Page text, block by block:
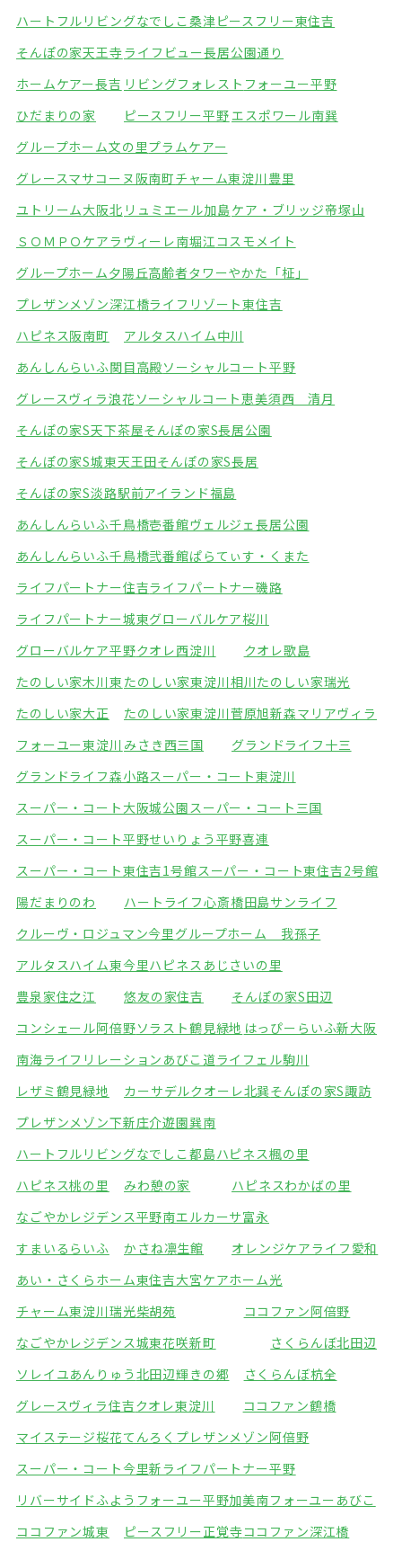
ハートフルリビングなでしこ桑津ピースフリー東住吉
そんぽの家天王寺ライフビュー長居公園通り
ホームケアー長吉 リビングフォレスト フォーユー平野
ひだまりの家
ピースフリー平野エスポワール南巽
グループホーム文の里プラムケアー
グレースマサコーヌ阪南町チャーム東淀川豊里
ユトリーム大阪北 リュミエール加島ケア・ブリッジ帝塚山
ＳＯＭＰＯケアラヴィーレ南堀江コスモメイト
グループホーム夕陽丘高齢者タワーやかた「柾」
プレザンメゾン深江橋ライフリゾート東住吉
ハピネス阪南町
アルタスハイム中川
あんしんらいふ関目高殿ソーシャルコート平野
グレースヴィラ浪花ソーシャルコート恵美須西 清月
そんぽの家S天下茶屋そんぽの家S長居公園
そんぽの家S城東天王田そんぽの家S長居
そんぽの家S淡路駅前アイランド福島
あんしんらいふ千鳥橋壱番館ヴェルジェ長居公園
あんしんらいふ千鳥橋弐番館ぱらてぃす・くまた
ライフパートナー住吉ライフパートナー磯路
ライフパートナー城東グローバルケア桜川
グローバルケア平野クオレ西淀川
クオレ歌島
たのしい家木川東 たのしい家東淀川相川たのしい家瑞光
たのしい家大正
たのしい家東淀川菅原旭新森マリアヴィラ
フォーユー東淀川 みさき西三国
グランドライフ十三
グランドライフ森小路スーパー・コート東淀川
スーパー・コート大阪城公園スーパー・コート三国
スーパー・コート平野せいりょう平野喜連
スーパー・コート東住吉1号館スーパー・コート東住吉2号館
陽だまりのわ
ハートライフ心斎橋田島サンライフ
クルーヴ・ロジュマン今里 グループホーム 我孫子
アルタスハイム東今里ハピネスあじさいの里
豊泉家住之江
悠友の家住吉
そんぽの家S田辺
コンシェール阿倍野ソラスト鶴見緑地 はっぴーらいふ新大阪
南海ライフリレーションあびこ道ライフェル駒川
レザミ鶴見緑地
カーサデルクオーレ北巽そんぽの家S諏訪
プレザンメゾン下新庄介遊園巽南
ハートフルリビングなでしこ都島ハピネス楓の里
ハピネス桃の里
みわ憩の家
ハピネスわかばの里
なごやかレジデンス平野南エルカーサ富永
すまいるらいふ
かさね凛生館
オレンジケアライフ愛和
あい・さくらホーム東住吉大宮ケアホーム光
チャーム東淀川瑞光柴胡苑
ココファン阿倍野
なごやかレジデンス城東花咲新町
さくらんぼ北田辺
ソレイユあんりゅう 北田辺輝きの郷
さくらんぼ杭全
グレースヴィラ住吉クオレ東淀川
ココファン鶴橋
マイステージ桜花てんろく プレザンメゾン阿倍野
スーパー・コート今里新ライフパートナー平野
リバーサイドふよう フォーユー平野加美南フォーユーあびこ
ココファン城東
ピースフリー正覚寺ココファン深江橋